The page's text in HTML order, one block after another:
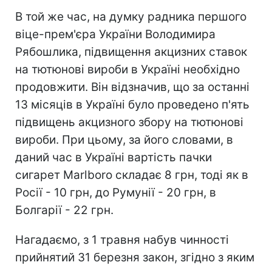
В той же час, на думку радника першого
віце-прем'єра України Володимира
Рябошлика, підвищення акцизних ставок
на тютюнові вироби в Україні необхідно
продовжити. Він відзначив, що за останні
13 місяців в Україні було проведено п'ять
підвищень акцизного збору на тютюнові
вироби. При цьому, за його словами, в
даний час в Україні вартість пачки
сигарет Marlboro складає 8 грн, тоді як в
Росії - 10 грн, до Румунії - 20 грн, в
Болгарії - 22 грн.
Нагадаємо, з 1 травня набув чинності
прийнятий 31 березня закон, згідно з яким